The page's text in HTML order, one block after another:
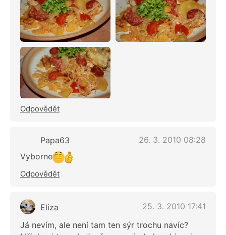
Odpovědět
Papa63
26. 3. 2010 08:28
Vyborne
Odpovědět
Eliza
25. 3. 2010 17:41
Já nevím, ale není tam ten sýr trochu navíc?